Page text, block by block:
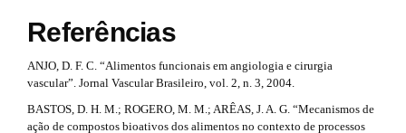
s
.
o
o
t
s
#
#
s
t
r
a
Referências
ANJO, D. F. C. “Alimentos funcionais em angiologia e cirurgia
vascular”. Jornal Vascular Brasileiro, vol. 2, n. 3, 2004.
BASTOS, D. H. M.; ROGERO, M. M.; ARÊAS, J. A. G. “Mecanismos de
ação de compostos bioativos dos alimentos no contexto de processos